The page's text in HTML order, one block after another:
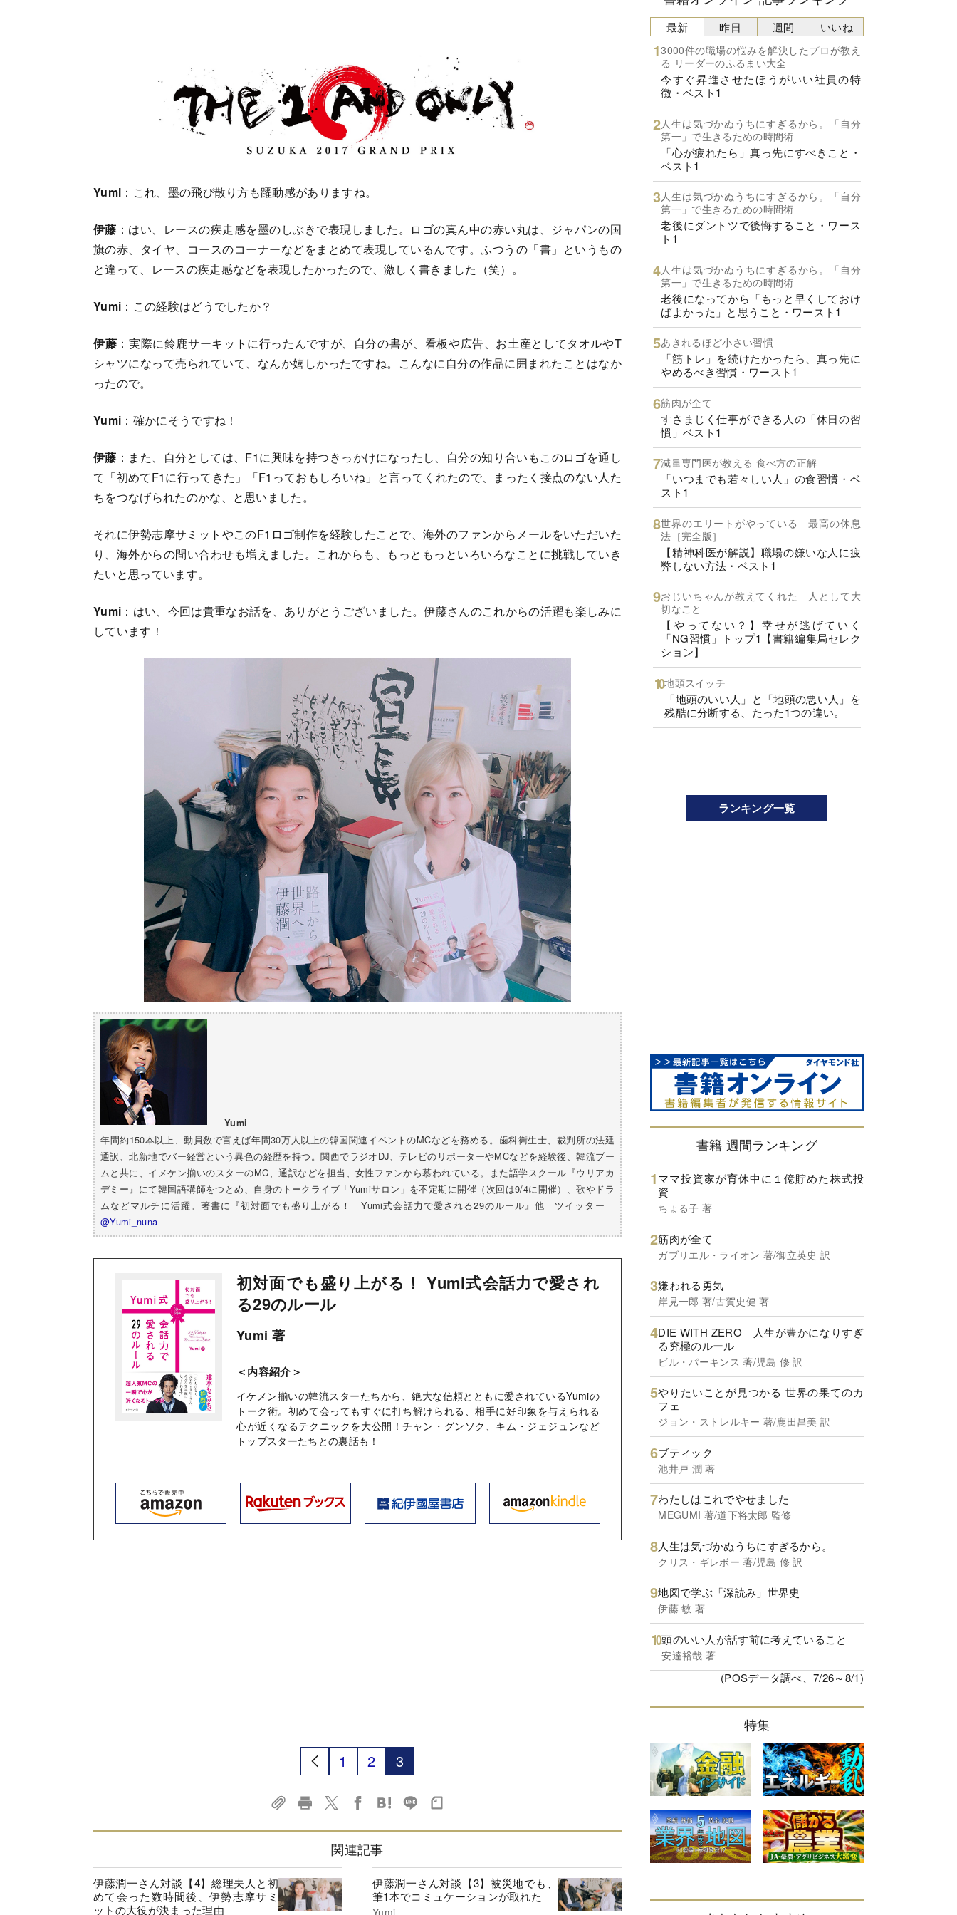
Yumi ：これ、墨の飛び散り方も躍動感がありますね。
伊藤 ：はい、レースの疾走感を墨のしぶきで表現しました。ロゴの真ん中の赤い丸は、ジャパンの国
旗の赤、タイヤ、コースのコーナーなどをまとめて表現しているんです。ふつうの「書」というもの
と違って、レースの疾走感などを表現したかったので、激しく書きました（笑）。
Yumi ：この経験はどうでしたか？
伊藤 ：実際に鈴鹿サーキットに行ったんですが、自分の書が、看板や広告、お土産としてタオルやT
シャツになって売られていて、なんか嬉しかったですね。こんなに自分の作品に囲まれたことはなか
ったので。
Yumi ：確かにそうですね！
伊藤 ：また、自分としては、F1に興味を持つきっかけになったし、自分の知り合いもこのロゴを通し
て「初めてF1に行ってきた」「F1っておもしろいね」と言ってくれたので、まったく接点のない人た
ちをつなげられたのかな、と思いました。
それに伊勢志摩サミットやこのF1ロゴ制作を経験したことで、海外のファンからメールをいただいた
り、海外からの問い合わせも増えました。これからも、もっともっといろいろなことに挑戦していき
たいと思っています。
Yumi ：はい、今回は貴重なお話を、ありがとうございました。伊藤さんのこれからの活躍も楽しみに
しています！
Yumi
年間約150本以上、動員数で言えば年間30万人以上の韓国関連イベントのMCなどを務める。歯科衛生士、裁判所の法廷
通訳、北新地でバー経営という異色の経歴を持つ。関西でラジオDJ、テレビのリポーターやMCなどを経験後、韓流ブー
ムと共に、イメケン揃いのスターのMC、通訳などを担当、女性ファンから慕われている。また語学スクール『ウリアカ
デミー』にて韓国語講師をつとめ、自身のトークライブ「Yumiサロン」を不定期に開催（次回は9/4に開催）、歌やドラ
ムなどマルチに活躍。著書に『初対面でも盛り上がる！ Yumi式会話力で愛される29のルール』他 ツイッター
@Yumi_nuna
初対面でも盛り上がる！ Yumi式会話力で愛され
る29のルール
Yumi 著
＜内容紹介＞
イケメン揃いの韓流スターたちから、絶大な信頼とともに愛されているYumiの
トーク術。初めて会ってもすぐに打ち解けられる、相手に好印象を与えられる
心が近くなるテクニックを大公開！チャン・グンソク、キム・ジェジュンなど
トップスターたちとの裏話も！
1 2 3
関連記事
伊藤潤一さん対談【4】総理夫人と初
めて会った数時間後、伊勢志摩サミ
ットの大役が決まった理由
伊藤潤一さん対談【3】被災地でも、
筆1本でコミュケーションが取れた
最新
3000件の職場の悩みを解決したプロが教え
る リーダーのふるまい大全
今すぐ昇進させたほうがいい社員の特
徴・ベスト1
人生は気づかぬうちにすぎるから。「自分
第一」で生きるための時間術
「心が疲れたら」真っ先にすべきこと・
ベスト1
人生は気づかぬうちにすぎるから。「自分
第一」で生きるための時間術
老後にダントツで後悔すること・ワース
ト1
人生は気づかぬうちにすぎるから。「自分
第一」で生きるための時間術
老後になってから「もっと早くしておけ
ばよかった」と思うこと・ワースト1
あきれるほど小さい習慣
「筋トレ」を続けたかったら、真っ先に
やめるべき習慣・ワースト1
筋肉が全て
すさまじく仕事ができる人の「休日の習
慣」ベスト1
減量専門医が教える 食べ方の正解
「いつまでも若々しい人」の食習慣・ベ
スト1
世界のエリートがやっている 最高の休息
法［完全版］
【精神科医が解説】職場の嫌いな人に疲
弊しない方法・ベスト1
おじいちゃんが教えてくれた 人として大
切なこと
【やってない？】幸せが逃げていく
「NG習慣」トップ1【書籍編集局セレク
ション】
地頭スイッチ
「地頭のいい人」と「地頭の悪い人」を
残酷に分断する、たった1つの違い。
昨日 週間 いいね
ランキング一覧
書籍 週間ランキング
ママ投資家が育休中に１億貯めた株式投
資
ちょる子 著
筋肉が全て
ガブリエル・ライオン 著/御立英史 訳
嫌われる勇気
岸見一郎 著/古賀史健 著
DIE WITH ZERO 人生が豊かになりすぎ
る究極のルール
ビル・パーキンス 著/児島 修 訳
やりたいことが見つかる 世界の果てのカ
フェ
ジョン・ストレルキー 著/鹿田昌美 訳
ブティック
池井戸 潤 著
わたしはこれでやせました
MEGUMI 著/道下将太郎 監修
人生は気づかぬうちにすぎるから。
クリス・ギレボー 著/児島 修 訳
地図で学ぶ「深読み」世界史
伊藤 敏 著
頭のいい人が話す前に考えていること
安達裕哉 著
(POSデータ調べ、7/26～8/1)
特集